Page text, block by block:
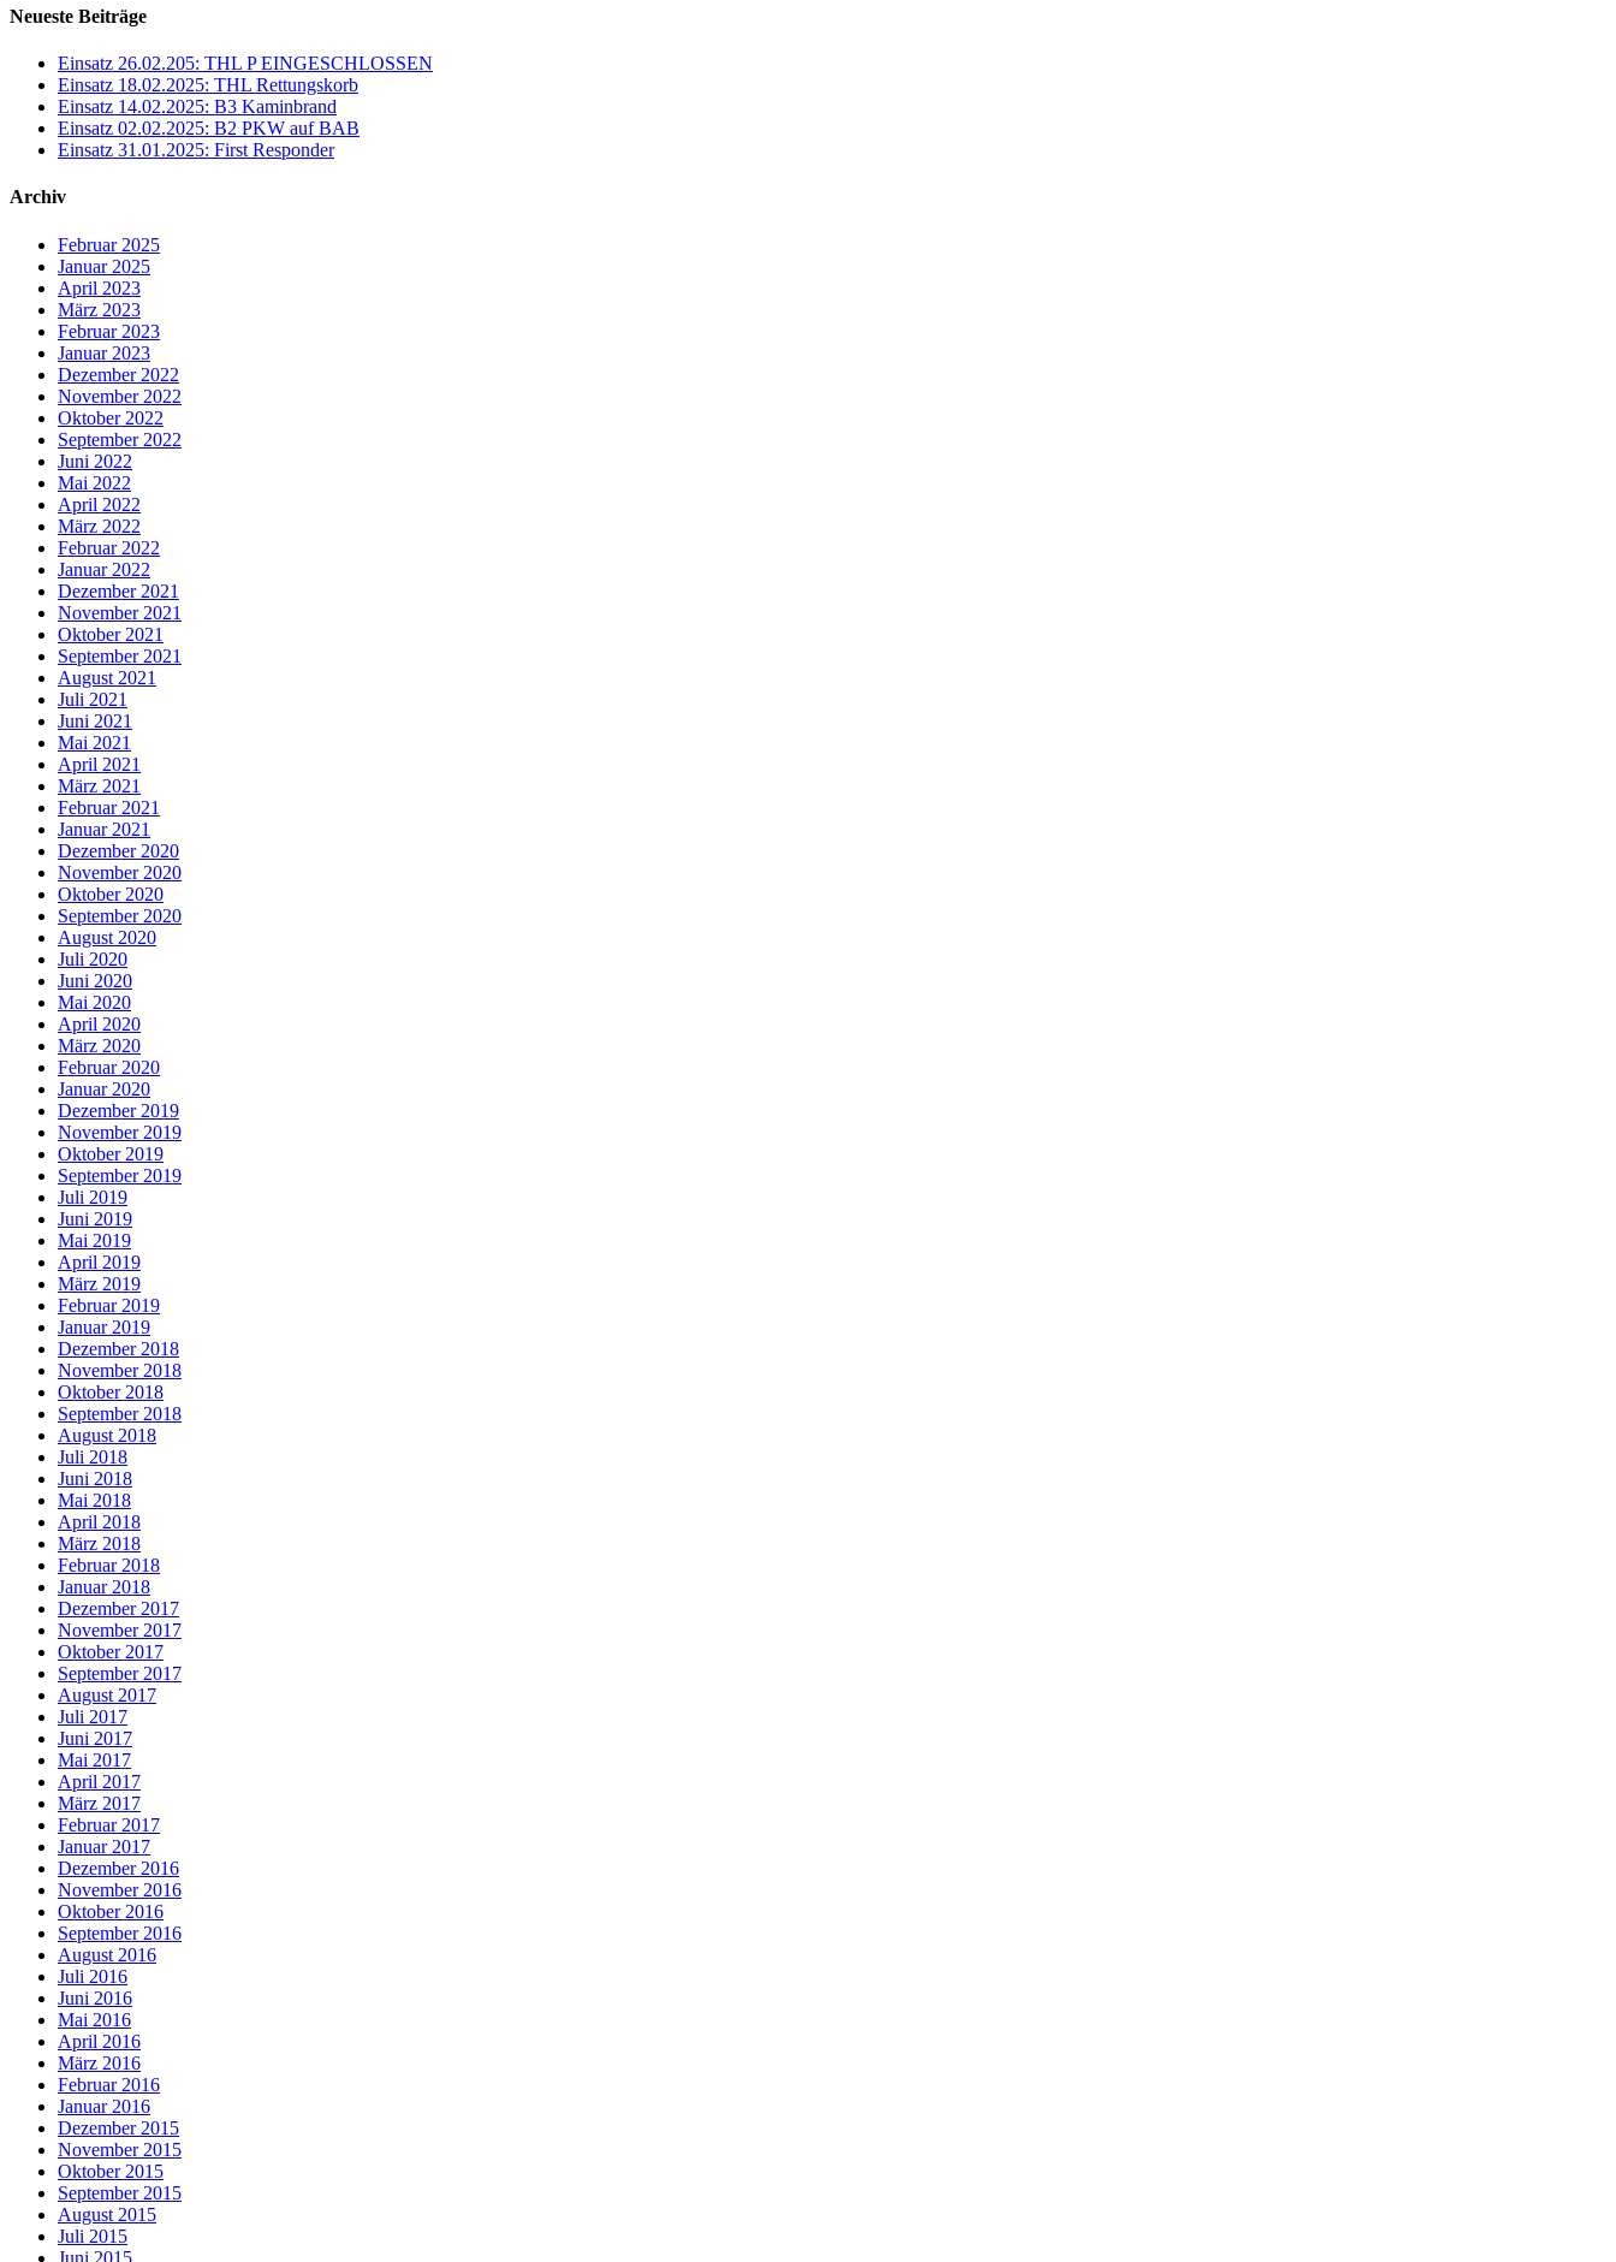
Neueste Beiträge
Einsatz 26.02.205: THL P EINGESCHLOSSEN
Einsatz 18.02.2025: THL Rettungskorb
Einsatz 14.02.2025: B3 Kaminbrand
Einsatz 02.02.2025: B2 PKW auf BAB
Einsatz 31.01.2025: First Responder
Archiv
Februar 2025
Januar 2025
April 2023
März 2023
Februar 2023
Januar 2023
Dezember 2022
November 2022
Oktober 2022
September 2022
Juni 2022
Mai 2022
April 2022
März 2022
Februar 2022
Januar 2022
Dezember 2021
November 2021
Oktober 2021
September 2021
August 2021
Juli 2021
Juni 2021
Mai 2021
April 2021
März 2021
Februar 2021
Januar 2021
Dezember 2020
November 2020
Oktober 2020
September 2020
August 2020
Juli 2020
Juni 2020
Mai 2020
April 2020
März 2020
Februar 2020
Januar 2020
Dezember 2019
November 2019
Oktober 2019
September 2019
Juli 2019
Juni 2019
Mai 2019
April 2019
März 2019
Februar 2019
Januar 2019
Dezember 2018
November 2018
Oktober 2018
September 2018
August 2018
Juli 2018
Juni 2018
Mai 2018
April 2018
März 2018
Februar 2018
Januar 2018
Dezember 2017
November 2017
Oktober 2017
September 2017
August 2017
Juli 2017
Juni 2017
Mai 2017
April 2017
März 2017
Februar 2017
Januar 2017
Dezember 2016
November 2016
Oktober 2016
September 2016
August 2016
Juli 2016
Juni 2016
Mai 2016
April 2016
März 2016
Februar 2016
Januar 2016
Dezember 2015
November 2015
Oktober 2015
September 2015
August 2015
Juli 2015
Juni 2015